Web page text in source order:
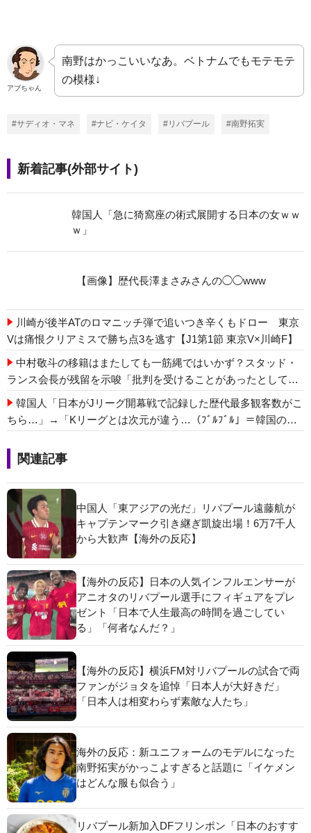
アブちゃん
南野はかっこいいなあ。ベトナムでもモテモテ
の模様↓
#サディオ・マネ #ナビ・ケイタ #リバプール #南野拓実
新着記事(外部サイト)
韓国人「急に猗窩座の術式展開する日本の女ｗｗ
ｗ」
【画像】歴代長澤まさみさんの◯◯www
川崎が後半ATのロマニッチ弾で追いつき辛くもドロー 東京
Vは痛恨クリアミスで勝ち点3を逃す【J1第1節 東京V×川崎F】
中村敬斗の移籍はまたしても一筋縄ではいかず？スタッド・
ランス会長が残留を示唆「批判を受けることがあったとして
も」
韓国人「日本がJリーグ開幕戦で記録した歴代最多観客数がこ
ちら…」→「Kリーグとは次元が違う…（ﾌﾞﾙﾌﾞﾙ」＝韓国の反
関連記事
中国人「東アジアの光だ」リバプール遠藤航が
キャプテンマーク引き継ぎ凱旋出場！6万7千人
から大歓声【海外の反応】
【海外の反応】日本の人気インフルエンサーが
アニオタのリバプール選手にフィギュアをプレ
ゼント「日本で人生最高の時間を過ごしてい
る」「何者なんだ？」
【海外の反応】横浜FM対リバプールの試合で両
ファンがジョタを追悼「日本人が大好きだ」
「日本人は相変わらず素敵な人たち」
海外の反応：新ユニフォームのモデルになった
南野拓実がかっこよすぎると話題に「イケメン
はどんな服も似合う」
リバプール新加入DFフリンポン「日本のおすす